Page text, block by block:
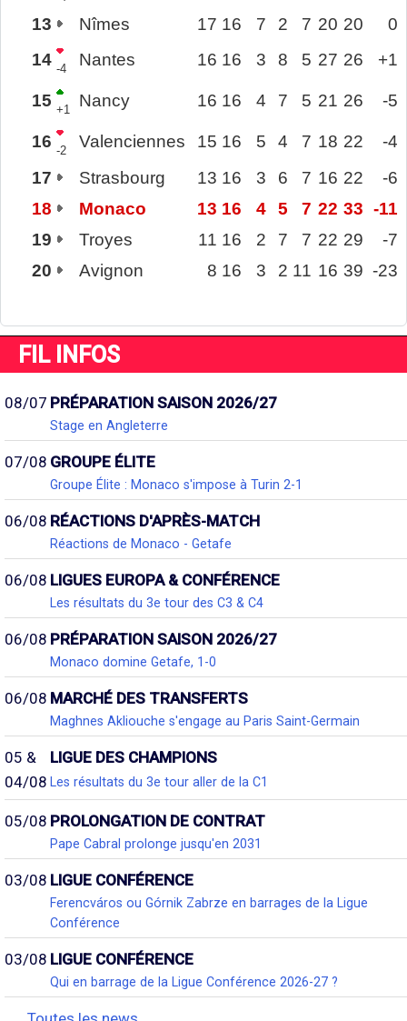
13
Nîmes 17 16 7 2 7 20 20
0
14 -4 Nantes 16 16 3 8 5 27 26 +1
15 +1 Nancy 16 16 4 7 5 21 26 -5
16 -2 Valenciennes 15 16 5 4 7 18 22
-4
17
Strasbourg 13 16 3 6 7 16 22
-6
18
Monaco 13 16 4 5 7 22 33 -11
19
Troyes 11 16 2 7 7 22 29
-7
20
Avignon 8 16 3 2 11 16 39 -23
FIL INFOS
08/07 PRÉPARATION SAISON 2026/27
Stage en Angleterre
07/08 GROUPE ÉLITE
Groupe Élite : Monaco s'impose à Turin 2-1
06/08 RÉACTIONS D'APRÈS-MATCH
Réactions de Monaco - Getafe
06/08 LIGUES EUROPA & CONFÉRENCE
Les résultats du 3e tour des C3 & C4
06/08 PRÉPARATION SAISON 2026/27
Monaco domine Getafe, 1-0
06/08 MARCHÉ DES TRANSFERTS
Maghnes Akliouche s'engage au Paris Saint-Germain
05 &
04/08
LIGUE DES CHAMPIONS
Les résultats du 3e tour aller de la C1
05/08 PROLONGATION DE CONTRAT
Pape Cabral prolonge jusqu'en 2031
03/08 LIGUE CONFÉRENCE
Ferencváros ou Górnik Zabrze en barrages de la Ligue
Conférence
03/08 LIGUE CONFÉRENCE
Qui en barrage de la Ligue Conférence 2026-27 ?